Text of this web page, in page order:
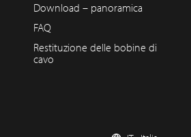
Download – panoramica
FAQ
Restituzione delle bobine di
cavo